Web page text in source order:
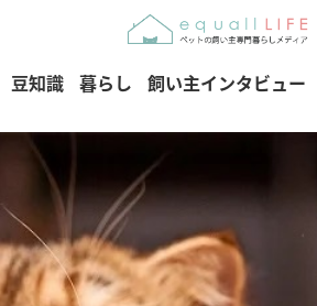
豆知識 暮らし 飼い主インタビュー